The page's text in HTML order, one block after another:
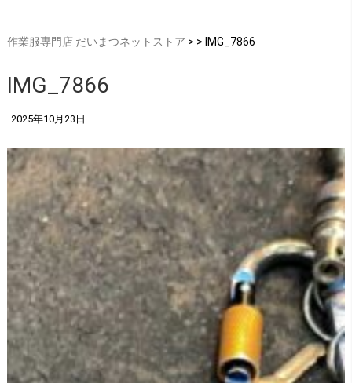
作業服専門店 だいまつネットストア > > IMG_7866
IMG_7866
2025年10月23日